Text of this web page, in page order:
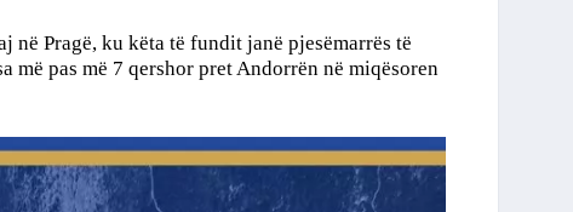
në Pragë, ku këta të fundit janë pjesëmarrës të
më pas më 7 qershor pret Andorrën në miqësoren